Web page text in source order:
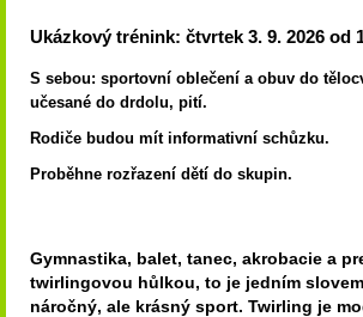
Ukázkový trénink: čtvrtek 3. 9. 2026 od
S sebou: sportovní oblečení a obuv do
učesané do drdolu, pití.
Rodiče budou mít informativní schůzku.
Proběhne rozřazení dětí do skupin.
Gymnastika, balet, tanec, akrobacie a
twirlingovou hůlkou, to je jedním slovem
náročný, ale krásný sport. Twirling je